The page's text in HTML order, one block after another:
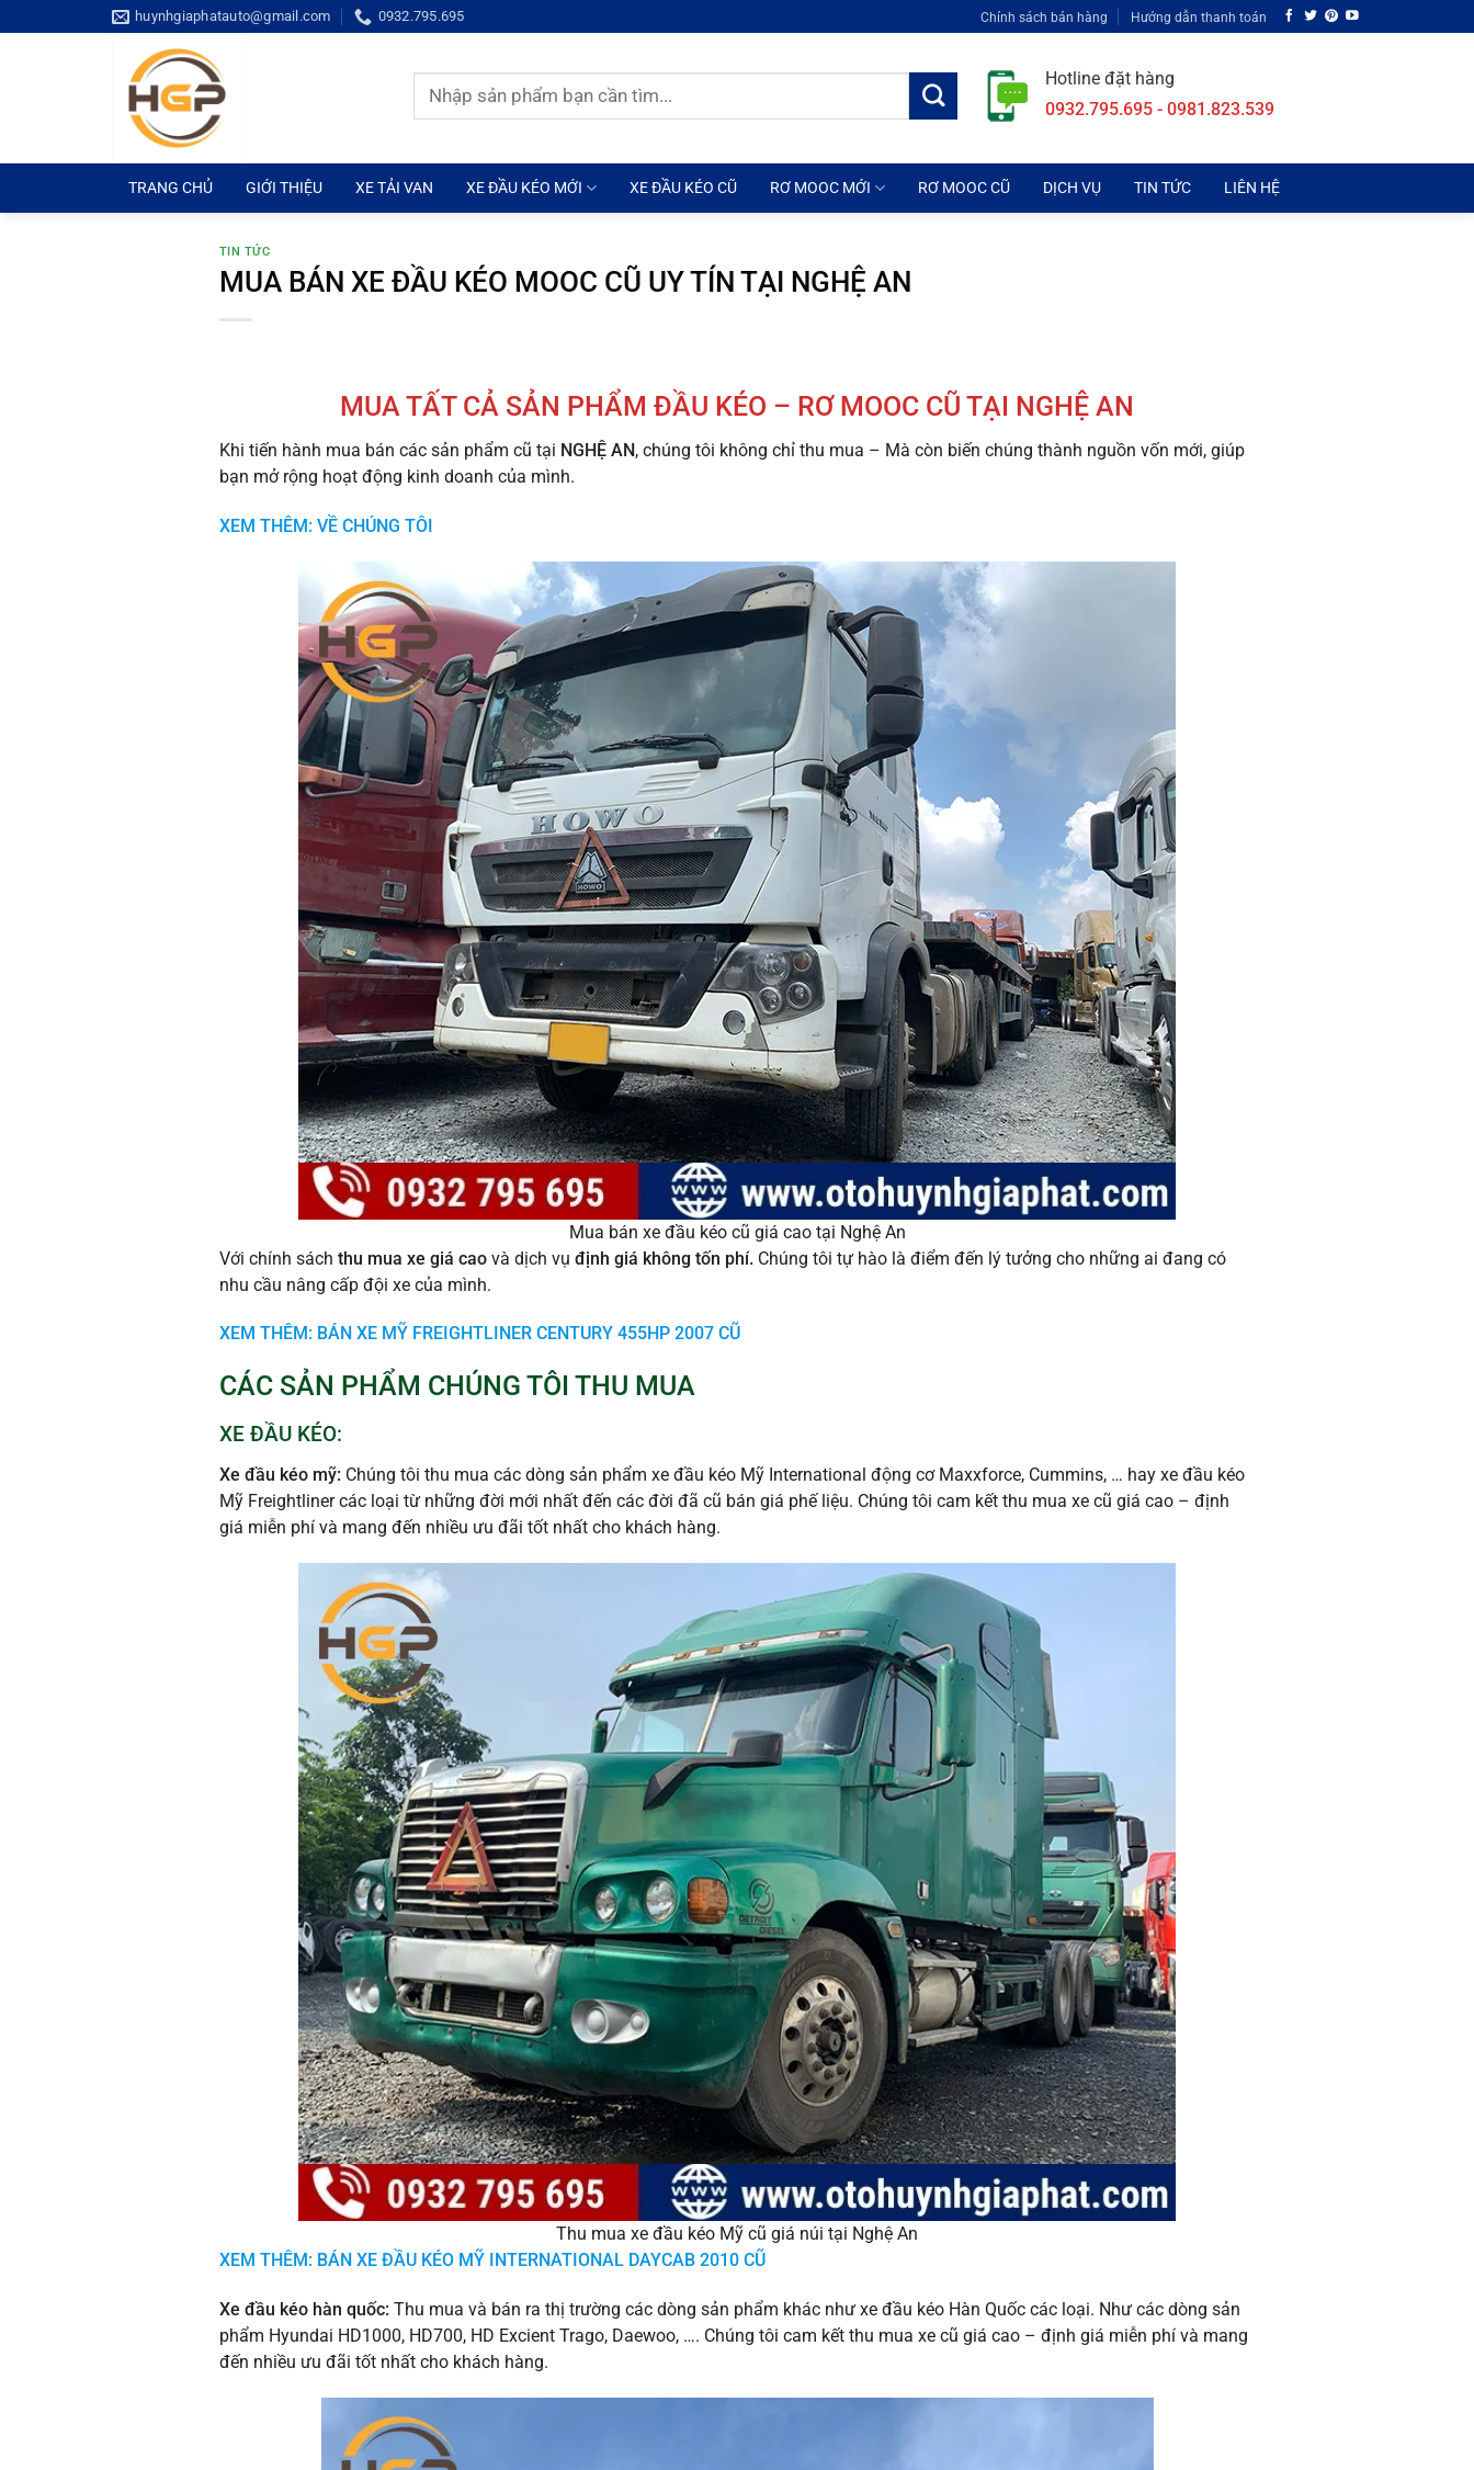
qua
huynhgiaphatauto@gmail.com 0932.795.695 Chính sách bán hàng Hướng dẫn thanh toán
Tìm
Hotline đặt hàng
0932.795.695 - 0981.823.539
TRANG CHỦ GIỚI THIỆU XE TẢI VAN XE ĐẦU KÉO MỚI XE ĐẦU KÉO CŨ RƠ MOOC MỚI RƠ MOOC CŨ DỊCH VỤ TIN TỨC LIÊN HỆ
TIN TỨC
MUA BÁN XE ĐẦU KÉO MOOC CŨ UY TÍN TẠI NGHỆ AN
MUA TẤT CẢ SẢN PHẨM ĐẦU KÉO – RƠ MOOC CŨ TẠI NGHỆ AN
Khi tiến hành mua bán các sản phẩm cũ tại NGHỆ AN, chúng tôi không chỉ thu mua – Mà còn biến chúng thành nguồn vốn mới, giúp
bạn mở rộng hoạt động kinh doanh của mình.
XEM THÊM: VỀ CHÚNG TÔI
Mua bán xe đầu kéo cũ giá cao tại Nghệ An
Với chính sách thu mua xe giá caovà dịch vụ định giá không tốn phí. Chúng tôi tự hào là điểm đến lý tưởng cho những ai đang có
nhu cầu nâng cấp đội xe của mình.
XEM THÊM: BÁN XE MỸ FREIGHTLINER CENTURY 455HP 2007 CŨ
CÁC SẢN PHẨM CHÚNG TÔI THU MUA
XE ĐẦU KÉO:
Xe đầu kéo mỹ: Chúng tôi thu mua các dòng sản phẩm xe đầu kéo Mỹ International động cơ Maxxforce, Cummins, … hay xe đầu kéo
Mỹ Freightliner các loại từ những đời mới nhất đến các đời đã cũ bán giá phế liệu. Chúng tôi cam kết thu mua xe cũ giá cao – định
giá miễn phí và mang đến nhiều ưu đãi tốt nhất cho khách hàng.
Thu mua xe đầu kéo Mỹ cũ giá núi tại Nghệ An
XEM THÊM: BÁN XE ĐẦU KÉO MỸ INTERNATIONAL DAYCAB 2010 CŨ
Xe đầu kéo hàn quốc: Thu mua và bán ra thị trường các dòng sản phẩm khác như xe đầu kéo Hàn Quốc các loại. Như các dòng sản
phẩm Hyundai HD1000, HD700, HD Excient Trago, Daewoo, …. Chúng tôi cam kết thu mua xe cũ giá cao – định giá miễn phí và mang
đến nhiều ưu đãi tốt nhất cho khách hàng.